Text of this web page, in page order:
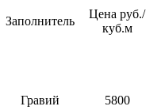
Заполнитель
Цена руб./
куб.м
Гравий 5800